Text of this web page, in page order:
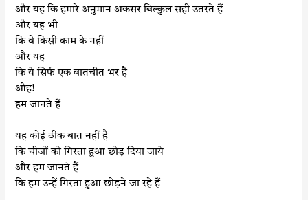
और यह कि हमारे अनुमान अकसर बिल्कुल सही उतरते हैं
और यह भी
कि वे किसी काम के नहीं
और यह
कि ये सिर्फ एक बातचीत भर है
ओह!
हम जानते हैं
यह कोई ठीक बात नहीं है
कि चीजों को गिरता हुआ छोड़ दिया जाये
और हम जानते हैं
कि हम उन्हें गिरता हुआ छोड़ने जा रहे हैं